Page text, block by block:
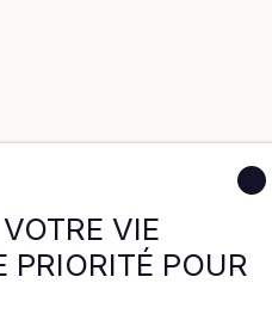
VIE
PRIORITÉ POUR